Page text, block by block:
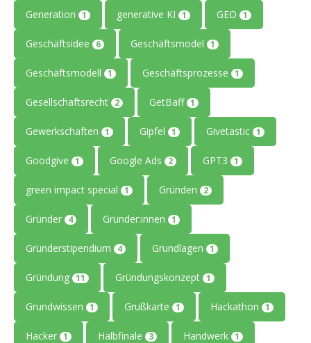
Generation 1 generative KI 1 GEO 1
Geschäftsidee 6 Geschäftsmodel 1
Geschäftsmodell 1 Geschäftsprozesse 1
Gesellschaftsrecht 2 GetBaff 1
Gewerkschaften 1 Gipfel 1 Givetastic 1
Goodgive 1 Google Ads 2 GPT3 1
green impact special 1 Gründen 2
Gründer 4 Gründer:innen 1
Gründerstipendium 4 Grundlagen 1
Gründung 11 Gründungskonzept 1
Grundwissen 1 Grußkarte 1 Hackathon 1
Hacker 1 Halbfinale 3 Handwerk 1